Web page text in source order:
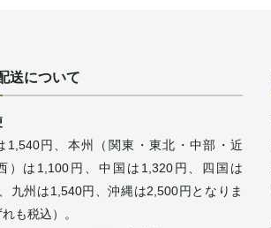
送について
1,540円、本州（関東・東北・中部・近
）は1,100円、中国は1,320円、四国は
九州は1,540円、沖縄は2,500円となりま
も税込）。